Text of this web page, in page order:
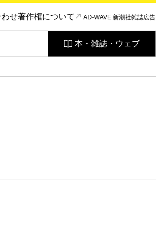
わせ著作権について AD-WAVE 新潮社雑誌広告
本・雑誌・ウェブ